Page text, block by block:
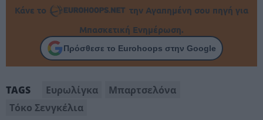
Κάνε το
την Αγαπημένη σου πηγή για
Μπασκετική Ενημέρωση.
Πρόσθεσε το Eurohoops στην Google
TAGS Ευρωλίγκα
Μπαρτσελόνα
Τόκο Σενγκέλια